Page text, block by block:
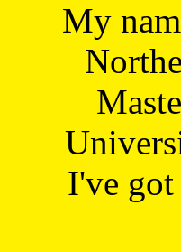
My
I've got